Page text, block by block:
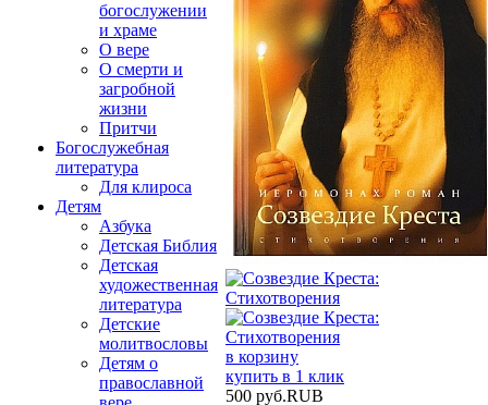
богослужении
и храме
О вере
О смерти и
загробной
жизни
Притчи
Богослужебная
литература
Для клироса
Детям
Азбука
Детская Библия
Детская
художественная
литература
Детские
молитвословы
Детям о
православной
в корзину
купить в 1 клик
500 руб.RUB